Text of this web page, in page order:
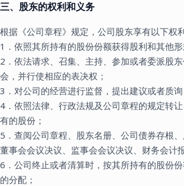
三、股东的权利和义务
根据《公司章程》规定，公司股东享有以下权
1．依照其所持有的股份份额获得股利和其他形
2．依法请求、召集、主持、参加或者委派股
会，并行使相应的表决权；
3．对公司的经营进行监督，提出建议或者质询
4．依照法律、行政法规及公司章程的规定转
有的股份；
5．查阅公司章程、股东名册、公司债券存根、
董事会会议决议、监事会会议决议、财务会计
6．公司终止或者清算时，按其所持有的股份
的分配；